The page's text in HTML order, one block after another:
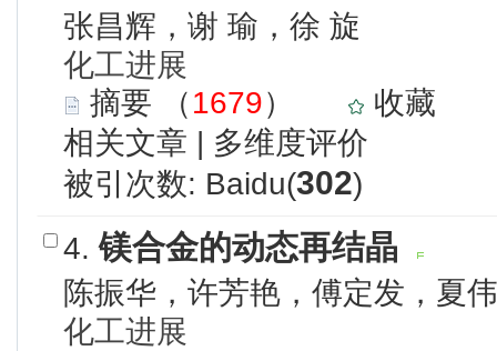
张昌辉，谢 瑜，徐 旋
化工进展
摘要 （1679）
收藏
相关文章 | 多维度评价
被引次数: Baidu(302)
4.镁合金的动态再结晶
陈振华，许芳艳，傅定发，夏
化工进展